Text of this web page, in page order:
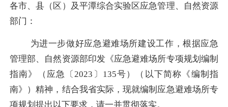
各市、县（区）及平潭综合实验区应急管理、自然资源
部门 ：
为进一步做好应急避难场所建设工作，根据应急
管理部、自然资源部印发《应急避难场所专项规划编制
指南》
（应急〔2023〕135号）（以下简称《编制指
南》）精神，结合我省实际，现就编制应急避难场所专
项规划提出以下要求，请一并贯彻落实。